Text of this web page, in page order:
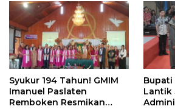
Syukur 194 Tahun! GMIM
Imanuel Paslaten
Remboken Resmikan
Bupati
Lantik